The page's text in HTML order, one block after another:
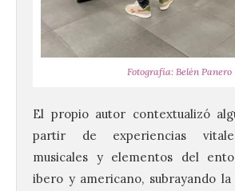
Fotografía: Belén Panero
El propio autor contextualizó
partir de experiencias
musicales y elementos del
ibero y americano, subrayando